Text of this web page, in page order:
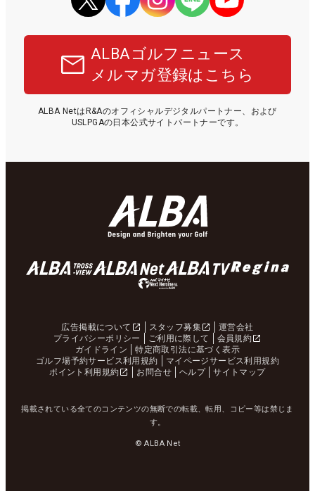
ALBAゴルフニュース
メルマガ登録はこちら
ALBA NetはR&Aのオフィシャルデジタルパートナー、および
USLPGAの日本公式サイトパートナーです。
広告掲載について スタッフ募集
運営会社
プライバシーポリシー
ご利用に際して
会員規約
ガイドライン
特定商取引法に基づく表示
ゴルフ場予約サービス利用規約
マイページサービス利用規約
ポイント利用規約
お問合せ ヘルプ サイトマップ
掲載されている全てのコンテンツの無断での転載、転用、コピー等は禁じま
す。
© ALBA Net